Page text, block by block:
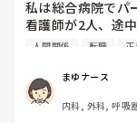
私は総合病院でパ
看護師が2人、途
として働いてい
患者さんの安全を
場面があること
人間関係 転職
まゆナース
内科, 外科, 呼吸